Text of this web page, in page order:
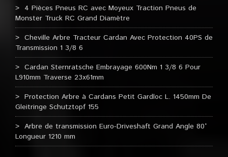
4 Pièces Pneus RC avec Moyeux Traction Pneus de
Monster Truck RC Grand Diamètre
Cheville Arbre Tracteur Cardan Avec Protection 40PS de
Transmission 1 3/8 6
Cardan Sternratsche Embrayage 600Nm 1 3/8 6 Pour
L910mm Traverse 23x61mm
Protection Arbre à Cardans Petit Gardloc L. 1450mm De
Gleitringe Schutztopf 155
Arbre de transmission Euro-Driveshaft Grand Angle 80°
Longueur 1210 mm